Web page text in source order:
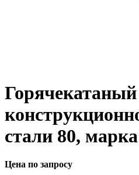
Горячекатаный
стали 80,
Цена по запросу